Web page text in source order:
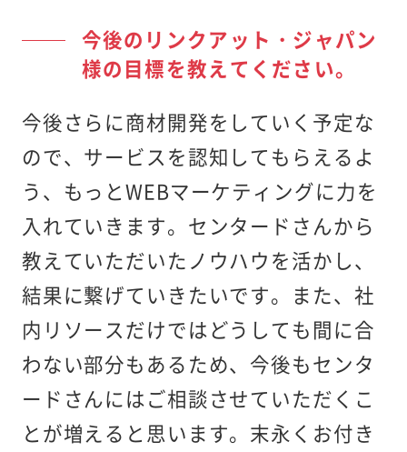
今後のリンクアット・ジャパン
様の目標を教えてください。
今後さらに商材開発をしていく予定な
ので、サービスを認知してもらえるよ
う、もっとWEBマーケティングに力を
入れていきます。センタードさんから
教えていただいたノウハウを活かし、
結果に繋げていきたいです。また、社
内リソースだけではどうしても間に合
わない部分もあるため、今後もセンタ
ードさんにはご相談させていただくこ
とが増えると思います。末永くお付き